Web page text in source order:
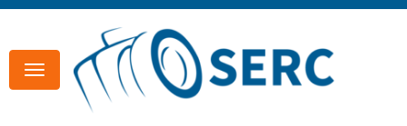
Toggle
navigation